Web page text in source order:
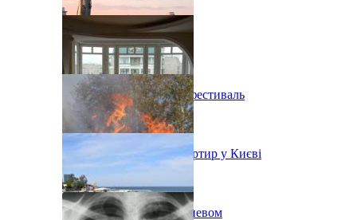
В Киеве состоится эко-фестиваль
Ситуація з орендою квартир у Києві
Пожар на свалке под Киевом